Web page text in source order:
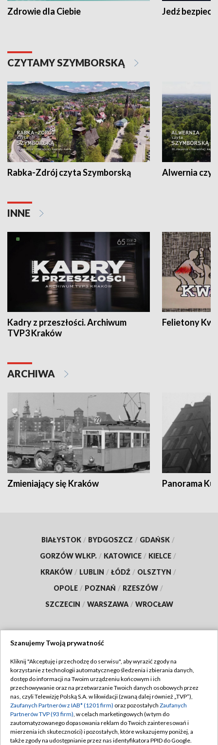
Zdrowie dla Ciebie Jedź
CZYTAMY SZYMBORSKĄ
Rabka-Zdrój czyta Szymborską Alwernia
INNE
Kadry z przeszłości. Archiwum
TVP3 Kraków
Felietony
ARCHIWA
Zmieniający się Kraków Panorama
BIAŁYSTOK / BYDGOSZCZ / GDAŃSK /
GORZÓW WLKP. / KATOWICE / KIELCE /
KRAKÓW / LUBLIN / ŁÓDŹ / OLSZTYN /
OPOLE / POZNAŃ / RZESZÓW /
SZCZECIN / WARSZAWA / WROCŁAW
TVP
Abonament TVP
Emisja w TVP
Centrum informacji TVP
Naziemna Telewizja Cyfrowa
Regulamin TVP
Polityka prywatności
Moje zgody
Pomoc
Szanujemy Twoją prywatność
Kliknij "Akceptuję i przechodzę do serwisu", aby wyrazić zgody na
korzystanie z technologii automatycznego śledzenia i zbierania danych,
dostęp do informacji na Twoim urządzeniu końcowym i ich
przechowywanie oraz na przetwarzanie Twoich danych osobowych przez
nas, czyli Telewizję Polską S.A. w likwidacji (zwaną dalej również „TVP”),
Zaufanych Partnerów z IAB* (1201 firm) oraz pozostałych Zaufanych
Partnerów TVP (93 firm), w celach marketingowych (w tym do
zautomatyzowanego dopasowania reklam do Twoich zainteresowań i
mierzenia ich skuteczności) i pozostałych, które wskazujemy poniżej, a
także zgody na udostępnianie przez nas identyfikatora PPID do Google.